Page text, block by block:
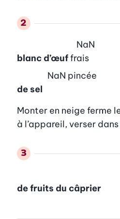
blanc d’œuffrais
NaN
de sel
NaN pincée
Monter en neige ferme
à l’appareil, verser
de fruits du câprier